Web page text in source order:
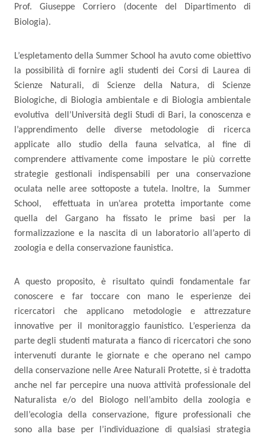
Prof. Giuseppe Corriero (docente del Dipartimento di
Biologia).
L’espletamento della Summer School ha avuto come obiettivo
la possibilità di fornire agli studenti dei Corsi di Laurea di
Scienze Naturali, di Scienze della Natura, di Scienze
Biologiche, di Biologia ambientale e di Biologia ambientale
evolutiva
dell’Università degli Studi di Bari, la conoscenza e
l’apprendimento delle diverse metodologie di ricerca
applicate allo studio della fauna selvatica, al fine di
comprendere attivamente come impostare le più corrette
strategie gestionali indispensabili per una conservazione
oculata nelle aree sottoposte a tutela. Inoltre, la
Summer
School,
effettuata in un’area protetta importante come
quella del Gargano ha fissato le prime basi per la
formalizzazione e la nascita di un laboratorio all’aperto di
zoologia e della conservazione faunistica.
A questo proposito, è risultato quindi fondamentale far
conoscere e far toccare con mano le esperienze dei
ricercatori che applicano metodologie e attrezzature
innovative per il monitoraggio faunistico. L’esperienza da
parte degli studenti maturata a fianco di ricercatori che sono
intervenuti durante le giornate e che operano nel campo
della conservazione nelle Aree Naturali Protette, si è tradotta
anche nel far percepire una nuova attività professionale del
Naturalista e/o del Biologo nell’ambito della zoologia e
dell’ecologia della conservazione, figure professionali che
sono alla base per l’individuazione di qualsiasi strategia